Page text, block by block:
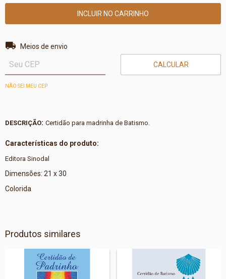
Entregas para o CEP:
Meios de envio
CALCULAR
NÃO SEI MEU CEP
DESCRIÇÃO: Certidão para madrinha de Batismo.
Características do produto:
Editora Sinodal
Dimensões: 21 x 30
Colorida
Produtos similares